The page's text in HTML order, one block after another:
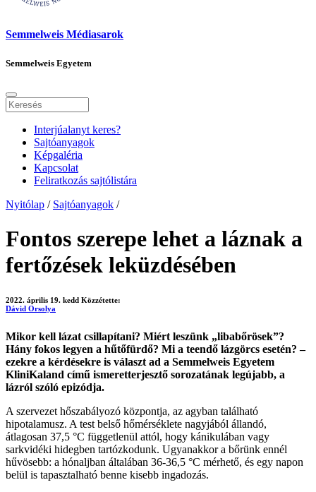
Semmelweis Médiasarok
Semmelweis Egyetem
Interjúalanyt keres?
Sajtóanyagok
Képgaléria
Kapcsolat
Feliratkozás sajtólistára
Nyitólap / Sajtóanyagok /
Fontos szerepe lehet a láznak a
fertőzések leküzdésében
2022. április 19. kedd Közzétette:
Dávid Orsolya
Mikor kell lázat csillapítani? Miért leszünk „libabőrösek”?
Hány fokos legyen a hűtőfürdő? Mi a teendő lázgörcs esetén? –
ezekre a kérdésekre is választ ad a Semmelweis Egyetem
KliniKaland című ismeretterjesztő sorozatának legújabb, a
lázról szóló epizódja.
A szervezet hőszabályozó központja, az agyban található
hipotalamusz. A test belső hőmérséklete nagyjából állandó,
átlagosan 37,5 °C függetlenül attól, hogy kánikulában vagy
sarkvidéki hidegben tartózkodunk. Ugyanakkor a bőrünk ennél
hűvösebb: a hónaljban általában 36-36,5 °C mérhető, és egy napon
belül is tapasztalható benne kisebb ingadozás.